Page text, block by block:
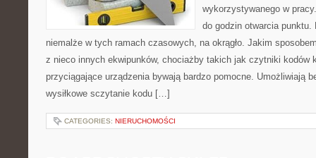
wykorzystywanego w
do godzin otwarcia
niemalże w tych ramach czasowych, na okrągło. Jakim
z nieco innych ekwipunków, chociażby takich jak czytniki kodów
przyciągające urządzenia bywają bardzo pomocne. Umożliwiają
wysiłkowe sczytanie kodu […]
CATEGORIES: NIERUCHOMOŚCI